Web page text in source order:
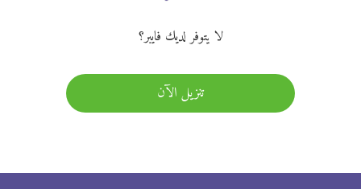
لا يتوفر لديك فايبر؟
تنزيل الآن